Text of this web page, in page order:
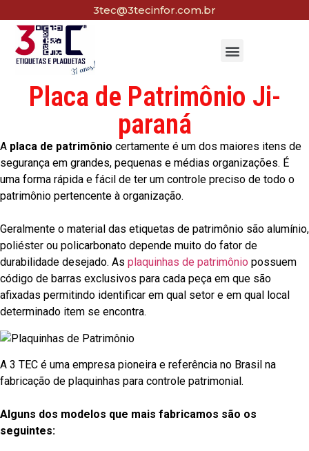
3tec@3tecinfor.com.br
Placa de Patrimônio Ji-
paraná
A placa de patrimônio certamente é um dos maiores itens de
segurança em grandes, pequenas e médias organizações. É
uma forma rápida e fácil de ter um controle preciso de todo o
patrimônio pertencente à organização.
Geralmente o material das etiquetas de patrimônio são alumínio,
poliéster ou policarbonato depende muito do fator de
durabilidade desejado. As plaquinhas de patrimônio possuem
código de barras exclusivos para cada peça em que são
afixadas permitindo identificar em qual setor e em qual local
determinado item se encontra.
A 3 TEC é uma empresa pioneira e referência no Brasil na
fabricação de plaquinhas para controle patrimonial.
Alguns dos modelos que mais fabricamos são os
seguintes: